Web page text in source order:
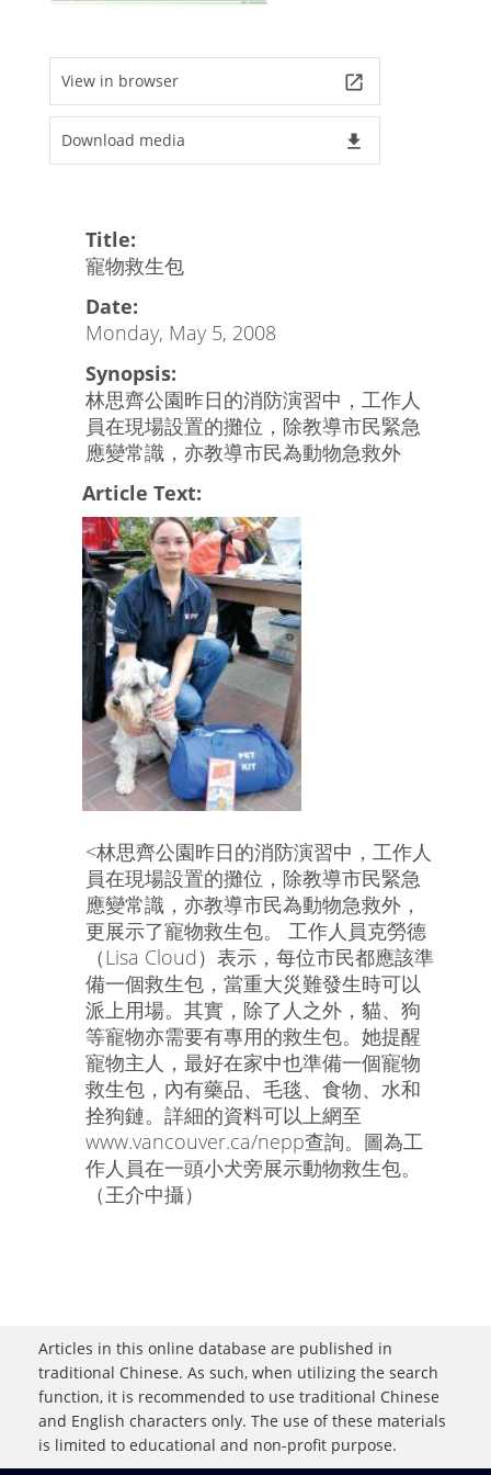
View in browser launch
Download media file_download
Title:
寵物救生包
Date:
Monday, May 5, 2008
Synopsis:
林思齊公園昨日的消防演習中，工作人
員在現場設置的攤位，除教導市民緊急
應變常識，亦教導市民為動物急救外
Article Text:
<林思齊公園昨日的消防演習中，工作人
員在現場設置的攤位，除教導市民緊急
應變常識，亦教導市民為動物急救外，
更展示了寵物救生包。 工作人員克勞德
（Lisa Cloud）表示，每位市民都應該準
備一個救生包，當重大災難發生時可以
派上用場。其實，除了人之外，貓、狗
等寵物亦需要有專用的救生包。她提醒
寵物主人，最好在家中也準備一個寵物
救生包，內有藥品、毛毯、食物、水和
拴狗鏈。詳細的資料可以上網至
www.vancouver.ca/nepp查詢。圖為工
作人員在一頭小犬旁展示動物救生包。
（王介中攝）
Articles in this online database are published in
traditional Chinese. As such, when utilizing the search
function, it is recommended to use traditional Chinese
and English characters only. The use of these materials
is limited to educational and non-profit purpose.